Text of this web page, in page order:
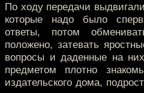
По ходу передачи
которые надо было
ответы, потом
положено, затевать
вопросы и даденные на
предметом плотно
издательского дома,